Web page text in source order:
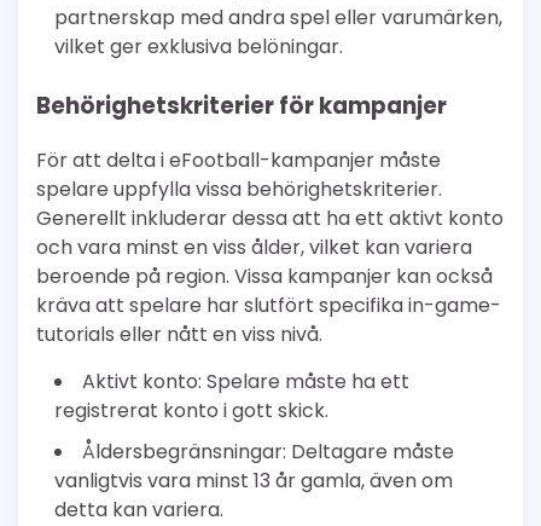
partnerskap med andra spel eller varumärken,
vilket ger exklusiva belöningar.
Behörighetskriterier för kampanjer
För att delta i eFootball-kampanjer måste
spelare uppfylla vissa behörighetskriterier.
Generellt inkluderar dessa att ha ett aktivt konto
och vara minst en viss ålder, vilket kan variera
beroende på region. Vissa kampanjer kan också
kräva att spelare har slutfört specifika in-game-
tutorials eller nått en viss nivå.
Aktivt konto: Spelare måste ha ett
registrerat konto i gott skick.
Åldersbegränsningar: Deltagare måste
vanligtvis vara minst 13 år gamla, även om
detta kan variera.